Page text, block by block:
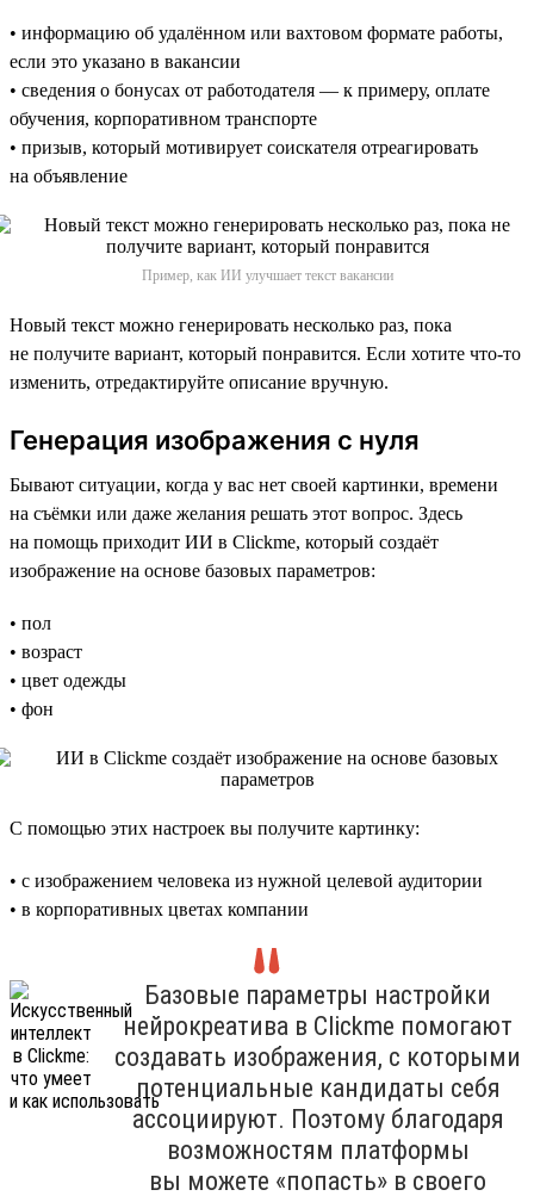
• информацию об удалённом или вахтовом формате работы,
если это указано в вакансии
• сведения о бонусах от работодателя — к примеру, оплате
обучения, корпоративном транспорте
• призыв, который мотивирует соискателя отреагировать
на объявление
Пример, как ИИ улучшает текст вакансии
Новый текст можно генерировать несколько раз, пока
не получите вариант, который понравится. Если хотите что-то
изменить, отредактируйте описание вручную.
Генерация изображения с нуля
Бывают ситуации, когда у вас нет своей картинки, времени
на съёмки или даже желания решать этот вопрос. Здесь
на помощь приходит ИИ в Clickme, который создаёт
изображение на основе базовых параметров:
• пол
• возраст
• цвет одежды
• фон
С помощью этих настроек вы получите картинку:
• с изображением человека из нужной целевой аудитории
• в корпоративных цветах компании
Базовые параметры настройки
нейрокреатива в Clickme помогают
создавать изображения, с которыми
потенциальные кандидаты себя
ассоциируют. Поэтому благодаря
возможностям платформы
вы можете «попасть» в своего